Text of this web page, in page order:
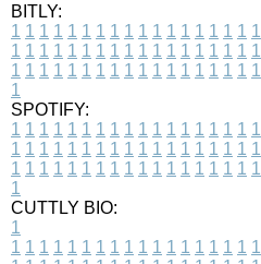
BITLY:
1 1 1 1 1 1 1 1 1 1 1 1 1 1 1 1 1 1
1 1 1 1 1 1 1 1 1 1 1 1 1 1 1 1 1 1
1 1 1 1 1 1 1 1 1 1 1 1 1 1 1 1 1 1
1
SPOTIFY:
1 1 1 1 1 1 1 1 1 1 1 1 1 1 1 1 1 1
1 1 1 1 1 1 1 1 1 1 1 1 1 1 1 1 1 1
1 1 1 1 1 1 1 1 1 1 1 1 1 1 1 1 1 1
1
CUTTLY BIO:
1
1 1 1 1 1 1 1 1 1 1 1 1 1 1 1 1 1 1